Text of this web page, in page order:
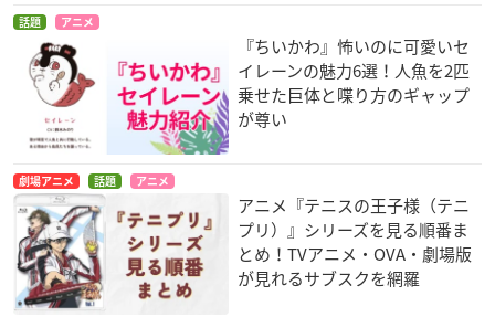
話題 アニメ
『ちいかわ』怖いのに可愛いセ
イレーンの魅力6選！人魚を2匹
乗せた巨体と喋り方のギャップ
が尊い
劇場アニメ 話題 アニメ
アニメ『テニスの王子様（テニ
プリ）』シリーズを見る順番ま
とめ！TVアニメ・OVA・劇場版
が見れるサブスクを網羅